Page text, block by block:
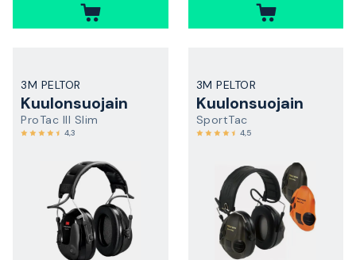
3M PELTOR
Kuulonsuojain
ProTac III Slim
4,3
3M PELTOR
Kuulonsuojain
SportTac
4,5